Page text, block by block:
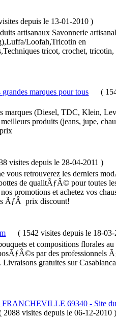
depuis le 13-01-2010 )
artisanaux Savonnerie
Loofah,Tricotin en
tricot, crochet, tricotin,
marques pour tous (
marques (Diesel, TDC, Klein,
produits (jeans, jupe,
visitesdepuis le 28-04-2011 )
vous retrouverez les derniers
de qualitÃƒÂ© pour toutes
promotions et achetez vos
prix discount!
( 1542 visitesdepuis le 18-
et compositions florales
par des professionnels
gratuites sur
69340 - Site du
2088 visitesdepuis le 06-12-2010